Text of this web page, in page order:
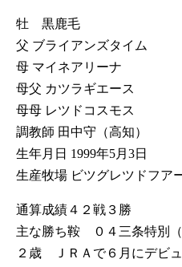
牡 黒鹿毛
父 ブライアンズタイム
母 マイネアリーナ
母父 カツラギエース
母母 レツドコスモス
調教師 田中守（高知）
生年月日 1999年5月3日
生産牧場 ビツグレツドフア
通算成績４２戦３勝
主な勝ち鞍 ０４三条特別（
２歳 ＪＲＡで６月にデビ